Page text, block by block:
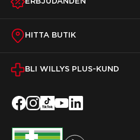
HITTA BUTIK
BLI WILLYS PLUS-KUND